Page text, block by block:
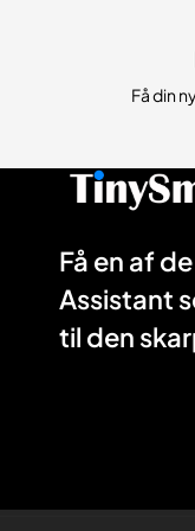
Få din
Få en af
Assistant
til den